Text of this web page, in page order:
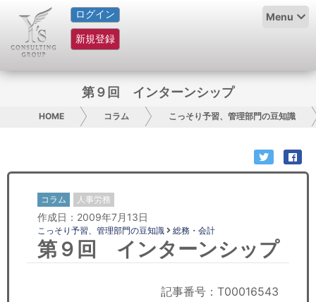
ログイン
新規登録
Menu
HOME
サービス紹介
グループ概要
日本人にPR
コンサルティング
第９回 インターンシップ
HOME コラム こっそり予習、管理部門の豆知識
コラム 人事労務
作成日：2009年7月13日
こっそり予習、管理部門の豆知識 総務・会計
第９回 インターンシップ
記事番号：T00016543